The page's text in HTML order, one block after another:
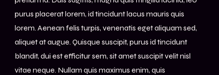
purus placerat lorem, id tincidunt lacus mauris quis
lorem. Aenean felis turpis, venenatis eget aliquam sed,
aliquet at augue. Quisque suscipit, purus id tincidunt
blandit, dui est efficitur sem, sit amet suscipit velit nisl
vitae neque. Nullam quis maximus enim, quis